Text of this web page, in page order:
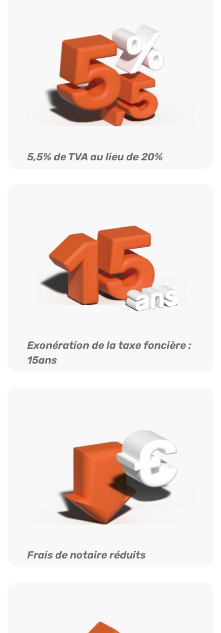
5,5% de TVA au lieu de 20%
Exonération de la taxe foncière :
15ans
Frais de notaire réduits